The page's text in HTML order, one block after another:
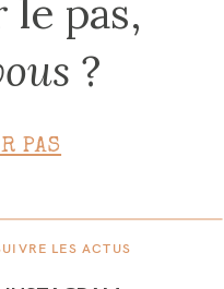
LES ACTUS
pas,
?
PAS